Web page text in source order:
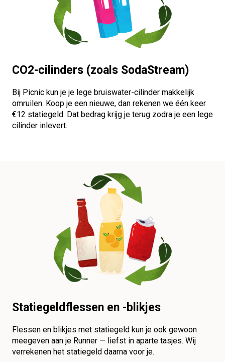
CO2-cilinders (zoals SodaStream)
Bij Picnic kun je je lege bruiswater-cilinder makkelijk
omruilen. Koop je een nieuwe, dan rekenen we één keer
€12 statiegeld. Dat bedrag krijg je terug zodra je een lege
cilinder inlevert.
Statiegeldflessen en -blikjes
Flessen en blikjes met statiegeld kun je ook gewoon
meegeven aan je Runner — liefst in aparte tasjes. Wij
verrekenen het statiegeld daarna voor je.